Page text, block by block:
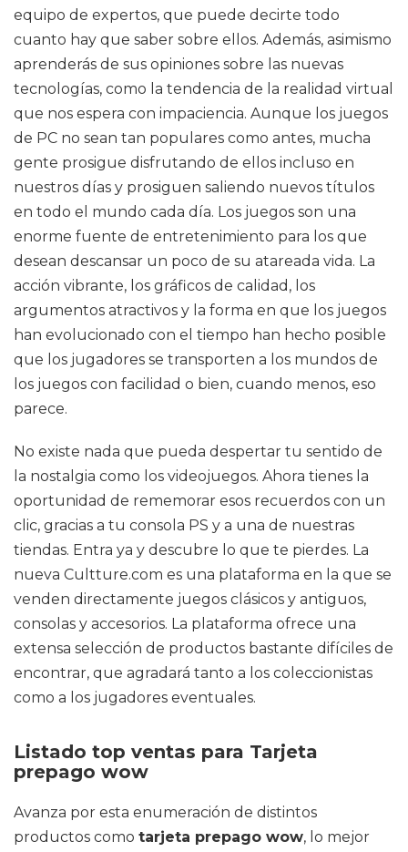
equipo de expertos, que puede decirte todo
cuanto hay que saber sobre ellos. Además, asimismo
aprenderás de sus opiniones sobre las nuevas
tecnologías, como la tendencia de la realidad virtual
que nos espera con impaciencia. Aunque los juegos
de PC no sean tan populares como antes, mucha
gente prosigue disfrutando de ellos incluso en
nuestros días y prosiguen saliendo nuevos títulos
en todo el mundo cada día. Los juegos son una
enorme fuente de entretenimiento para los que
desean descansar un poco de su atareada vida. La
acción vibrante, los gráficos de calidad, los
argumentos atractivos y la forma en que los juegos
han evolucionado con el tiempo han hecho posible
que los jugadores se transporten a los mundos de
los juegos con facilidad o bien, cuando menos, eso
parece.
No existe nada que pueda despertar tu sentido de
la nostalgia como los videojuegos. Ahora tienes la
oportunidad de rememorar esos recuerdos con un
clic, gracias a tu consola PS y a una de nuestras
tiendas. Entra ya y descubre lo que te pierdes. La
nueva Cultture.com es una plataforma en la que se
venden directamente juegos clásicos y antiguos,
consolas y accesorios. La plataforma ofrece una
extensa selección de productos bastante difíciles de
encontrar, que agradará tanto a los coleccionistas
como a los jugadores eventuales.
Listado top ventas para Tarjeta
prepago wow
Avanza por esta enumeración de distintos
productos como tarjeta prepago wow, lo mejor